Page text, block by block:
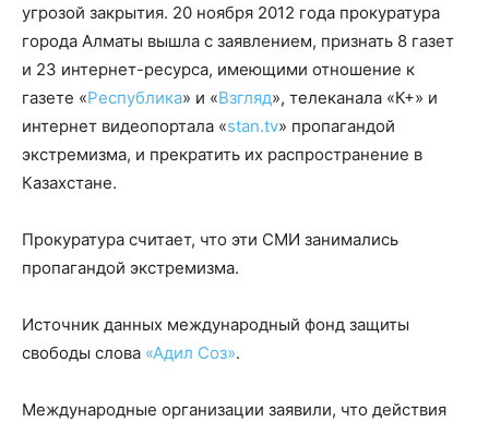
угрозой закрытия. 20 ноября 2012 года прокуратура
города Алматы вышла с заявлением, признать 8 газет
и 23 интернет-ресурса, имеющими отношение к
газете «Республика» и «Взгляд», телеканала «К+» и
интернет видеопортала «stan.tv» пропагандой
экстремизма, и прекратить их распространение в
Казахстане.
Прокуратура считает, что эти СМИ занимались
пропагандой экстремизма.
Источник данных международный фонд защиты
свободы слова «Адил Соз».
Международные организации заявили, что действия